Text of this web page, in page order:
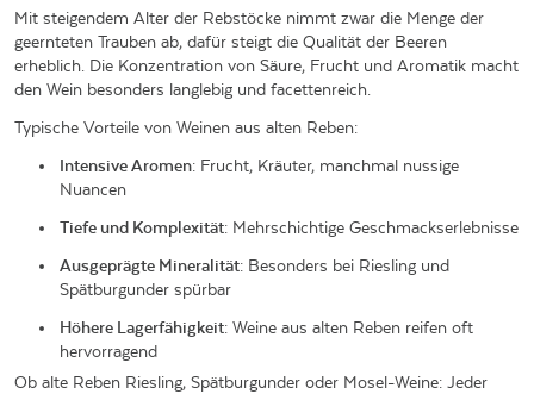
Mit steigendem Alter der Rebstöcke nimmt zwar die Menge der
geernteten Trauben ab, dafür steigt die Qualität der Beeren
erheblich. Die Konzentration von Säure, Frucht und Aromatik macht
den Wein besonders langlebig und facettenreich.
Typische Vorteile von Weinen aus alten Reben:
Intensive Aromen: Frucht, Kräuter, manchmal nussige
Nuancen
Tiefe und Komplexität: Mehrschichtige Geschmackserlebnisse
Ausgeprägte Mineralität: Besonders bei Riesling und
Spätburgunder spürbar
Höhere Lagerfähigkeit: Weine aus alten Reben reifen oft
hervorragend
Ob alte Reben Riesling, Spätburgunder oder Mosel-Weine: Jeder